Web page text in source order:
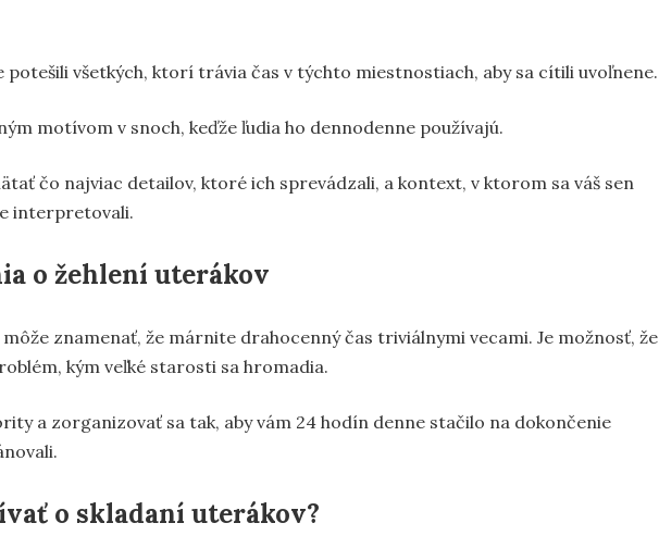
potešili všetkých, ktorí trávia čas v týchto miestnostiach, aby sa cítili uvoľnene.
motívom v snoch, keďže ľudia ho dennodenne používajú.
čo najviac detailov, ktoré ich sprevádzali, a kontext, v ktorom sa váš sen
interpretovali.
o žehlení uterákov
znamenať, že márnite drahocenný čas triviálnymi vecami. Je možnosť, že
kým veľké starosti sa hromadia.
a zorganizovať sa tak, aby vám 24 hodín denne stačilo na dokončenie
o skladaní uterákov?